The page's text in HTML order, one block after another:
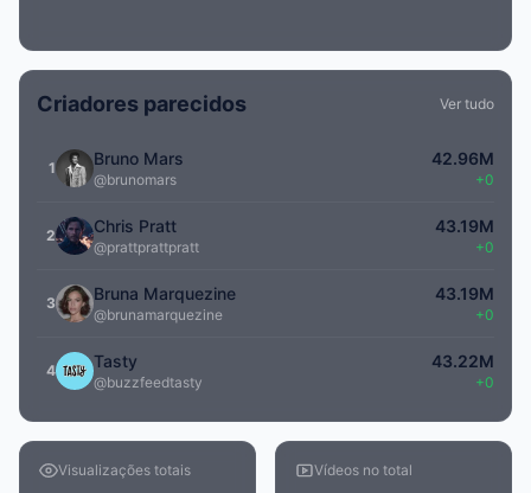
Criadores parecidos Ver tudo
1 Bruno Mars
@brunomars
42.96M
+0
2 Chris Pratt
@prattprattpratt
43.19M
+0
3 Bruna Marquezine
@brunamarquezine
43.19M
+0
4 Tasty
@buzzfeedtasty
43.22M
+0
Visualizações totais Vídeos no total